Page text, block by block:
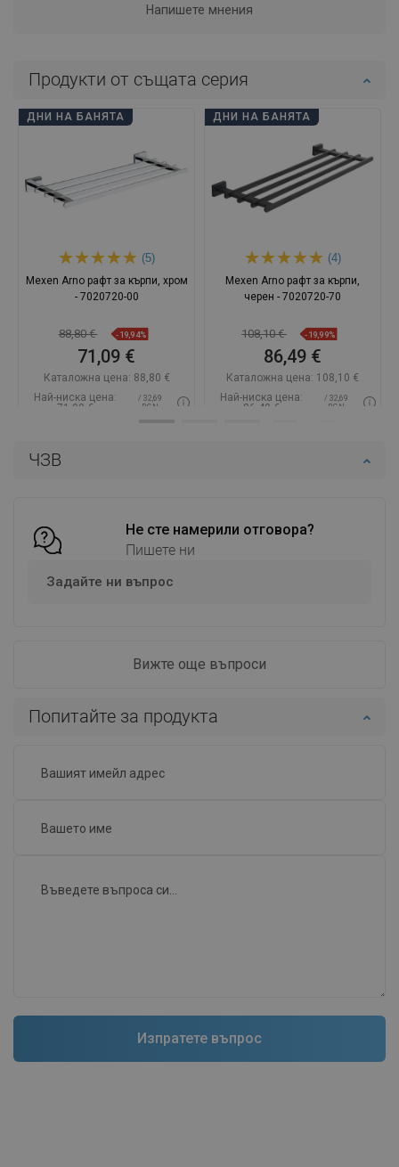
ЧЗВ
Не сте намерили отговора?
Пишете ни
Задайте ни въпрос
Вижте още въпроси
Напишете мнения
Попитайте за продукта
Продукти от същата серия
ДНИ НА БАНЯТА
(5)
Mexen Arno рафт за кърпи, хром
- 7020720-00
88,80 € -19,94%
71,09 €
Каталожна цена: 88,80 €
Най-ниска цена:
71,09 €
/ 32,69
BGN
Добави в количката
ДНИ НА БАНЯТА
(4)
Mexen Arno рафт за кърпи,
черен - 7020720-70
108,10 € -19,99%
86,49 €
Каталожна цена: 108,10 €
Най-ниска цена:
86,49 €
/ 32,69
BGN
Добави в количката